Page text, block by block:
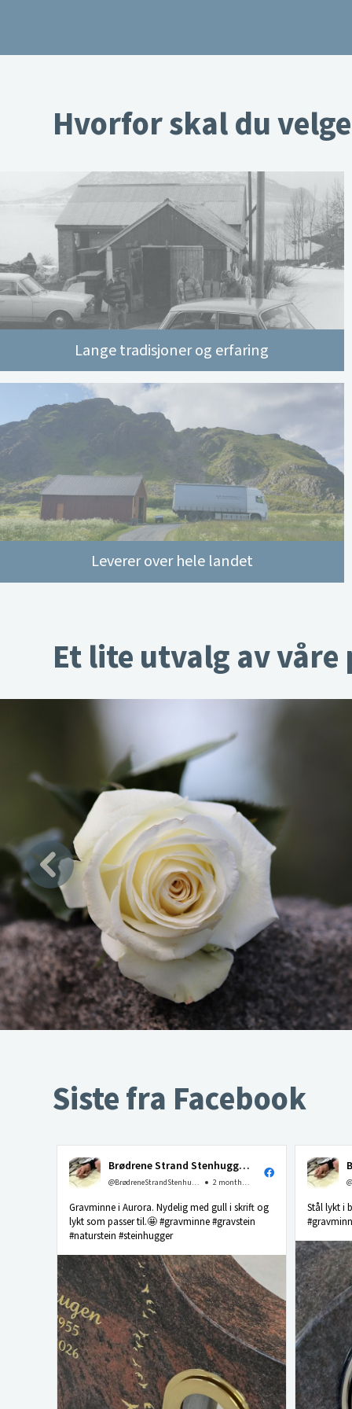
Hvorfor skal du
Lange tradisjoner og erfaring
Leverer over hele landet
Et lite utvalg av
Siste fra Facebook
Brødrene Strand Stenhuggeri as
@BrødreneStrandStenhuggerias 2 months ago
Gravminne i Aurora. Nydelig med gull i skrift og
lykt som passer til.🤩 #gravminne #gravstein
#naturstein #steinhugger
Stål lykt i